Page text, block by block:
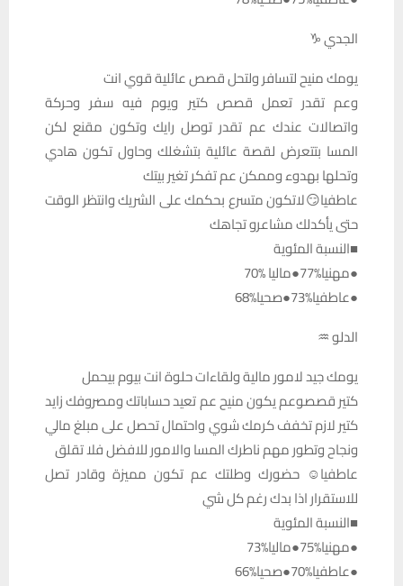
الجدي ♑
يومك منيح لتسافر ولتحل قصص عائلية قوي انت
وعم تقدر تعمل قصص كتير ويوم فيه سفر وحركة
واتصالات عندك عم تقدر توصل رايك وتكون مقنع لكن
المسا بتتعرض لقصة عائلية بتشغلك وحاول تكون هادي
وتحلها بهدوء وممكن عم تفكر تغير بيتك
عاطفيا😏لاتكون متسرع بحكمك على الشريك وانتظر الوقت
حتى يأكدلك مشاعرو تجاهك
■النسبة المئوية
●مهنيا%77●ماليا %70
●عاطفيا%73●صحيا%68
الدلو ♒
يومك جيد لامور مالية ولقاءات حلوة انت بيوم بيحمل
كتير قصصوعم يكون منيح عم تعيد حساباتك ومصروفك زايد
كتير لازم تخفف كرمك شوي واحتمال تحصل على مبلغ مالي
ونجاح وتطور مهم ناطرك المسا والامور للافضل فلا تقلق
عاطفيا☺️ حضورك وطلتك عم تكون مميزة وقادر تصل
للاستقرار اذا بدك رغم كل شي
■النسبة المئوية
●مهنيا%75●ماليا%73
●عاطفيا%70●صحيا%66